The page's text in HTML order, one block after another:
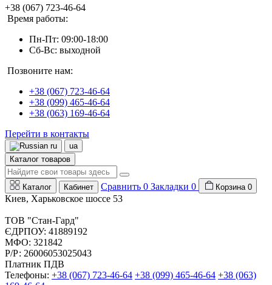
+38 (067) 723-46-64
Время работы:
Пн-Пт: 09:00-18:00
Сб-Вс: выходной
Позвоните нам:
+38 (067) 723-46-64
+38 (099) 465-46-64
+38 (063) 169-46-64
Перейти в контакты
ru
ua
Каталог товаров
Каталог Кабинет Сравнить 0 Закладки 0 Корзина 0
Киев, Харьковское шоссе 53
ТОВ "Стан-Гард"
ЄДРПОУ: 41889192
МФО: 321842
Р/Р: 26006053025043
Платник ПДВ
Телефоны: +38 (067) 723-46-64 +38 (099) 465-46-64 +38 (063)